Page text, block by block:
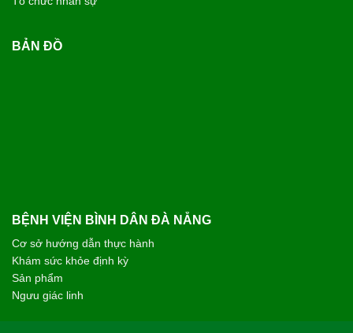
BẢN ĐỒ
BỆNH VIỆN BÌNH DÂN ĐÀ NẴNG
Cơ sở hướng dẫn thực hành
Khám sức khỏe định kỳ
Sản phẩm
Ngưu giác linh